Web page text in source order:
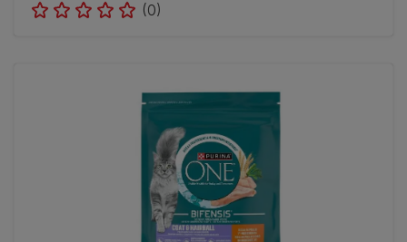
(0)